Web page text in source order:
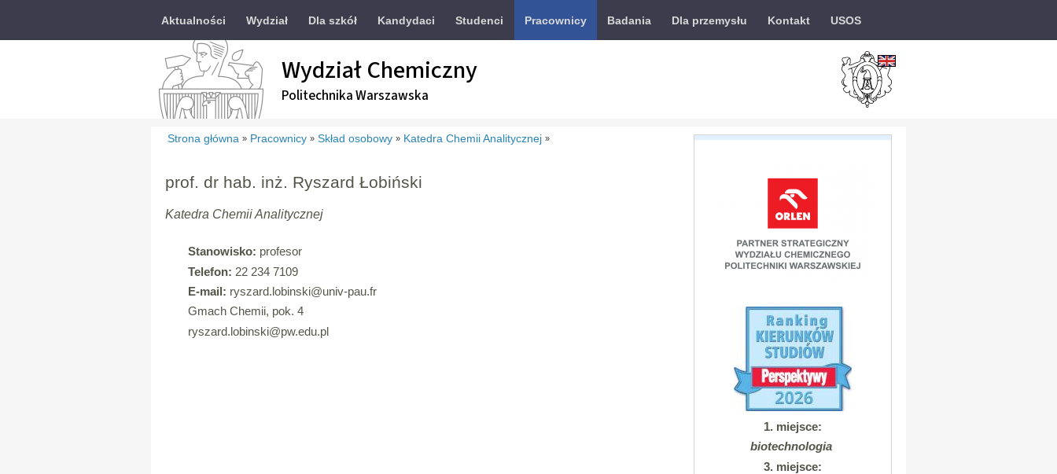
Aktualności Wydział Dla szkół Kandydaci Studenci Pracownicy Badania Dla przemysłu Kontakt USOS
Wydział Chemiczny
Politechnika Warszawska
Strona główna » Pracownicy » Skład osobowy » Katedra Chemii Analitycznej »
prof. dr hab. inż. Ryszard Łobiński
Katedra Chemii Analitycznej
Stanowisko: profesor
Telefon: 22 234 7109
E-mail: ryszard.lobinski@univ-pau.fr
Gmach Chemii, pok. 4
ryszard.lobinski@pw.edu.pl
1. miejsce:
biotechnologia
3. miejsce: